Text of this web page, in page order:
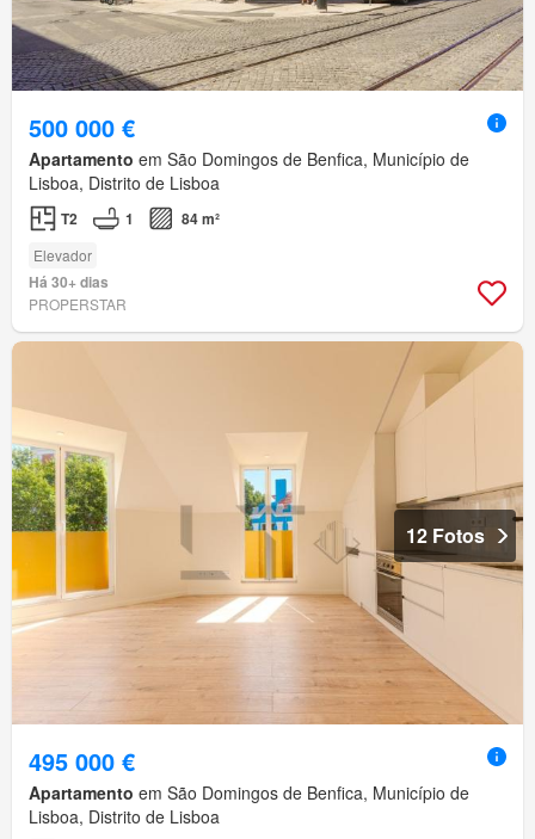
500 000 €
Apartamento em São Domingos de Benfica, Município de
Lisboa, Distrito de Lisboa
T2 1 84 m²
Elevador
Há 30+ dias
PROPERSTAR
12 Fotos
495 000 €
Apartamento em São Domingos de Benfica, Município de
Lisboa, Distrito de Lisboa